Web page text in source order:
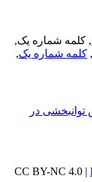
شماره یک,
شماره یک,
در